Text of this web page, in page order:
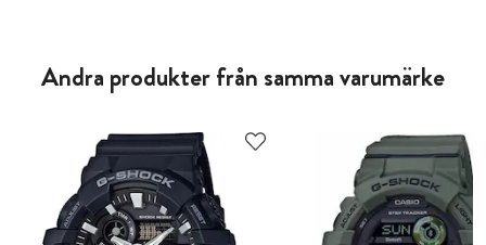
Andra produkter från samma varumärke